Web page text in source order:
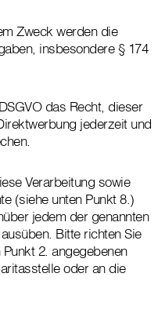
Zweck werden die
insbesondere § 174
das Recht, dieser
jederzeit und
Verarbeitung sowie
(siehe unten Punkt 8.)
jedem der genannten
Bitte richten Sie
2. angegebenen
oder an die